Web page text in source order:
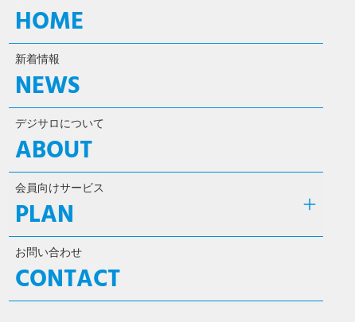
HOME
新着情報
NEWS
デジサロについて
ABOUT
会員向けサービス
PLAN
お問い合わせ
CONTACT